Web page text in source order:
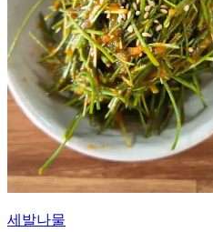
세발나물